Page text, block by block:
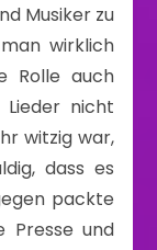
Musiker zu
wirklich
Rolle auch
nicht
witzig war,
dass es
packte
Presse und